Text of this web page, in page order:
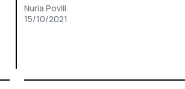
Nuria Povill
15/10/2021